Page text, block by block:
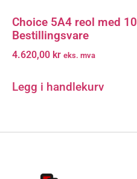
Choice 5A4 reol med
Bestillingsvare
4.620,00 kr eks. mva
Legg i handlekurv